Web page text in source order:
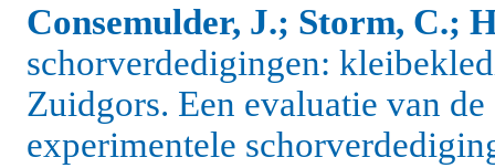
Consemulder, J.; Storm, C.;
schorverdedigingen:
Zuidgors. Een evaluatie van
experimentele